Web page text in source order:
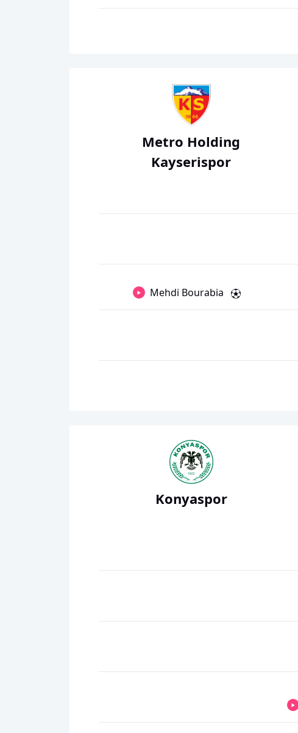
Metro Holding
Kayserispor
Mehdi Bourabia
Konyaspor